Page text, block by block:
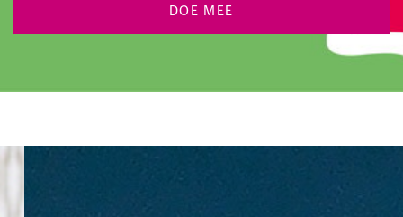
DOE MEE